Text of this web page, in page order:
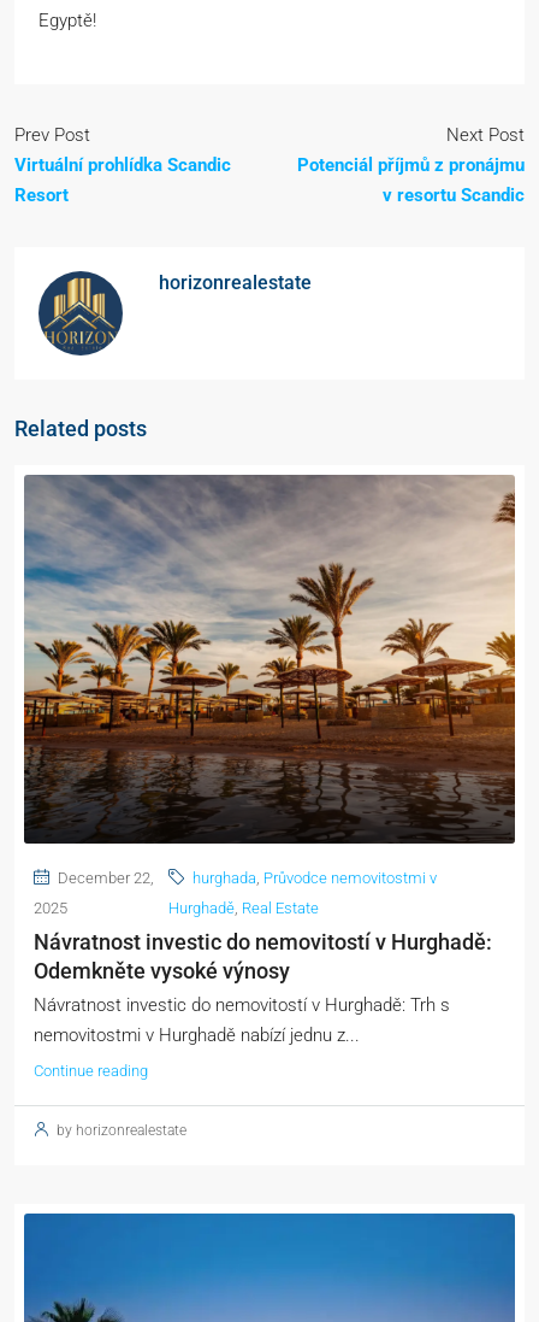
Egyptě!
Prev Post
Virtuální prohlídka Scandic
Resort
Next Post
Potenciál příjmů z pronájmu
v resortu Scandic
horizonrealestate
Related posts
December 22,
2025
hurghada, Průvodce nemovitostmi v
Hurghadě, Real Estate
Návratnost investic do nemovitostí v Hurghadě:
Odemkněte vysoké výnosy
Návratnost investic do nemovitostí v Hurghadě: Trh s
nemovitostmi v Hurghadě nabízí jednu z...
Continue reading
by horizonrealestate